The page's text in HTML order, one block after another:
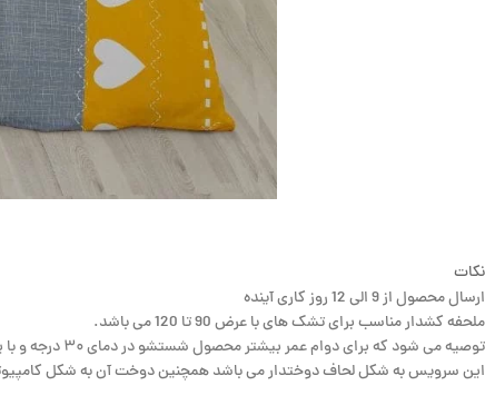
نکات
ارسال محصول از 9 الی 12 روز کاری آینده
ملحفه کشدار مناسب برای تشک های با عرض 90 تا 120 می باشد.
توصیه می شود که برای دوام عمر بیشتر محصول شستشو در دمای ۳۰ درجه و با پودر های بدون انزیم یا مایع لباسشویی انجام شود.
این سرویس به شکل لحاف دوختدار می باشد همچنین دوخت آن به شکل